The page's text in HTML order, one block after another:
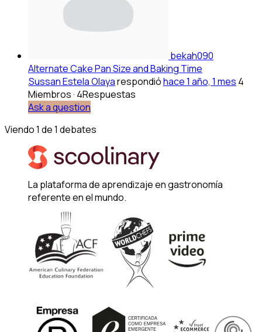
bekah090
Alternate Cake Pan Size and Baking Time
Sussan Estela Olayarespondióhace 1 año, 1 mes 4
Miembros· 4Respuestas
Ask a question
Viendo 1 de 1 debates
La plataforma de aprendizaje en gastronomía
referente en el mundo.